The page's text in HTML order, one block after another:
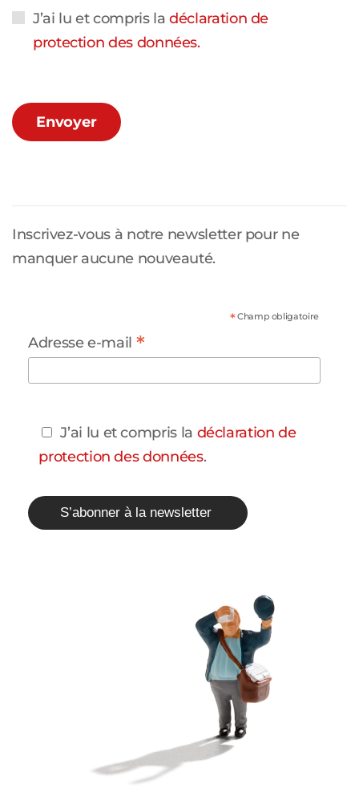
J’ai lu et compris ladéclaration de
protection des données.
Envoyer
Inscrivez-vous à notre newsletter pour ne
manquer aucune nouveauté.
*Champ obligatoire
Adresse e-mail *
J’ai lu et compris la déclaration de
protection des données.